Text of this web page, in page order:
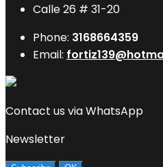
Calle 26 # 31-20
Phone: 3168664359
Email:
Contact us via WhatsApp
Newsletter